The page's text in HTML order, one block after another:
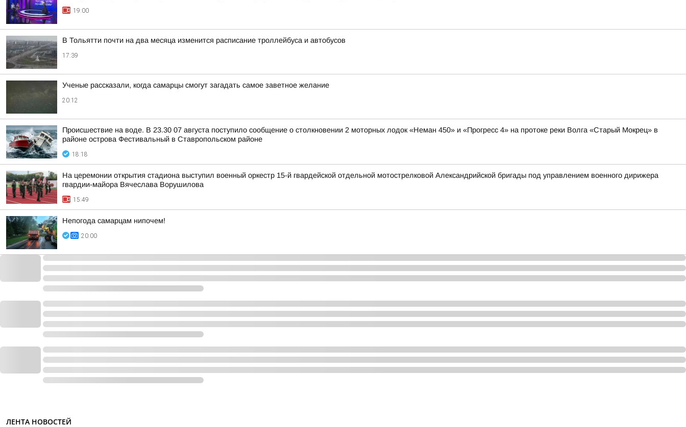
19:00
В Тольятти почти на два месяца изменится расписание троллейбуса и автобусов
17:39
Ученые рассказали, когда самарцы смогут загадать самое заветное желание
20:12
Происшествие на воде. В 23.30 07 августа поступило сообщение о столкновении 2 моторных лодок «Неман 450» и «Прогресс 4» на протоке реки Волга «Старый Мокрец» в
районе острова Фестивальный в Ставропольском районе
18:18
На церемонии открытия стадиона выступил военный оркестр 15-й гвардейской отдельной мотострелковой Александрийской бригады под управлением военного дирижера
гвардии-майора Вячеслава Ворушилова
15:49
Непогода самарцам нипочем!
20:00
ЛЕНТА НОВОСТЕЙ